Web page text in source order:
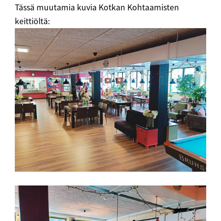
Tässä muutamia kuvia Kotkan Kohtaamisten
keittiöltä: